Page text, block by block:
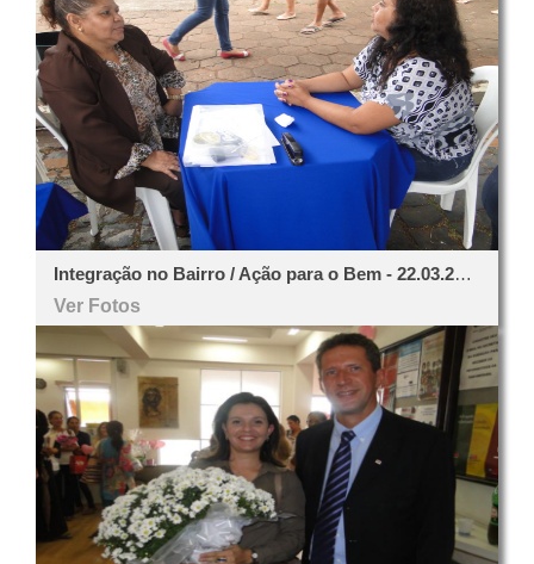
Integração no Bairro / Ação para o Bem - 22.03.2014
Ver Fotos